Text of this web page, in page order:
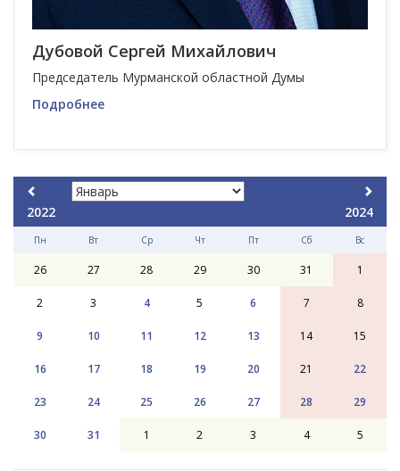
Дубовой Сергей Михайлович
Председатель Мурманской областной Думы
Подробнее
2022 2024
Пн Вт Ср Чт Пт Сб Вс
26 27 28 29 30 31 1
2 3 4 5 6 7 8
9 10 11 12 13 14 15
16 17 18 19 20 21 22
23 24 25 26 27 28 29
30 31 1 2 3 4 5